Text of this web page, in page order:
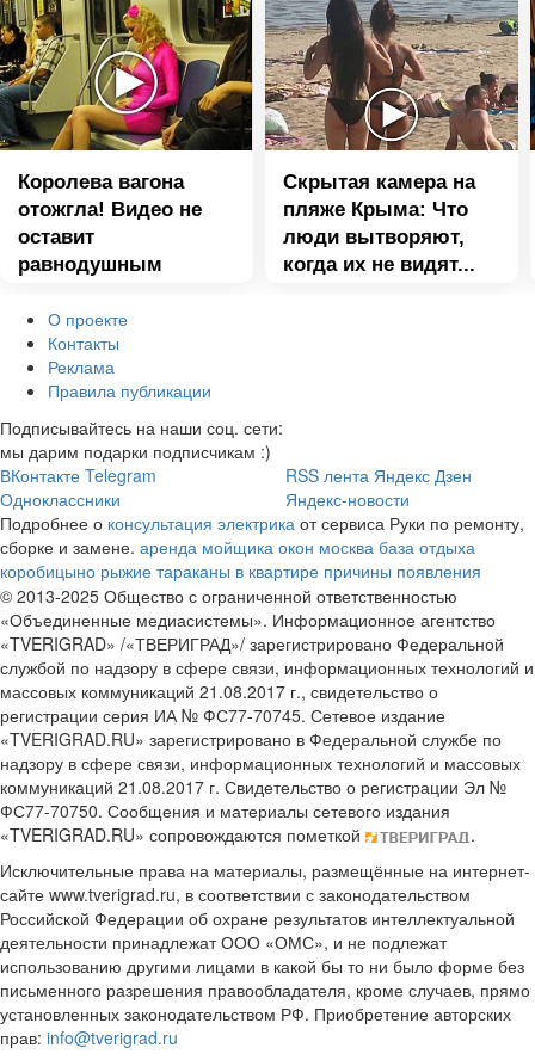
Королева вагона
отожгла! Видео не
оставит
равнодушным
Скрытая камера на
пляже Крыма: Что
люди вытворяют,
когда их не видят...
О проекте
Контакты
Реклама
Правила публикации
Подписывайтесь на наши соц. сети:
мы дарим подарки подписчикам :)
ВКонтакте Telegram
Одноклассники
RSS лента Яндекс Дзен
Яндекс-новости
Подробнее о консультация электрика от сервиса Руки по ремонту,
сборке и замене. аренда мойщика окон москва база отдыха
коробицыно рыжие тараканы в квартире причины появления
© 2013-2025 Общество с ограниченной ответственностью
«Объединенные медиасистемы». Информационное агентство
«TVERIGRAD» /«ТВЕРИГРАД»/ зарегистрировано Федеральной
службой по надзору в сфере связи, информационных технологий и
массовых коммуникаций 21.08.2017 г., свидетельство о
регистрации серия ИА № ФС77-70745. Сетевое издание
«TVERIGRAD.RU» зарегистрировано в Федеральной службе по
надзору в сфере связи, информационных технологий и массовых
коммуникаций 21.08.2017 г. Свидетельство о регистрации Эл №
ФС77-70750. Сообщения и материалы сетевого издания
«TVERIGRAD.RU» сопровождаются пометкой
.
Исключительные права на материалы, размещённые на интернет-
сайте www.tverigrad.ru, в соответствии с законодательством
Российской Федерации об охране результатов интеллектуальной
деятельности принадлежат ООО «ОМС», и не подлежат
использованию другими лицами в какой бы то ни было форме без
письменного разрешения правообладателя, кроме случаев, прямо
установленных законодательством РФ. Приобретение авторских
прав: info@tverigrad.ru